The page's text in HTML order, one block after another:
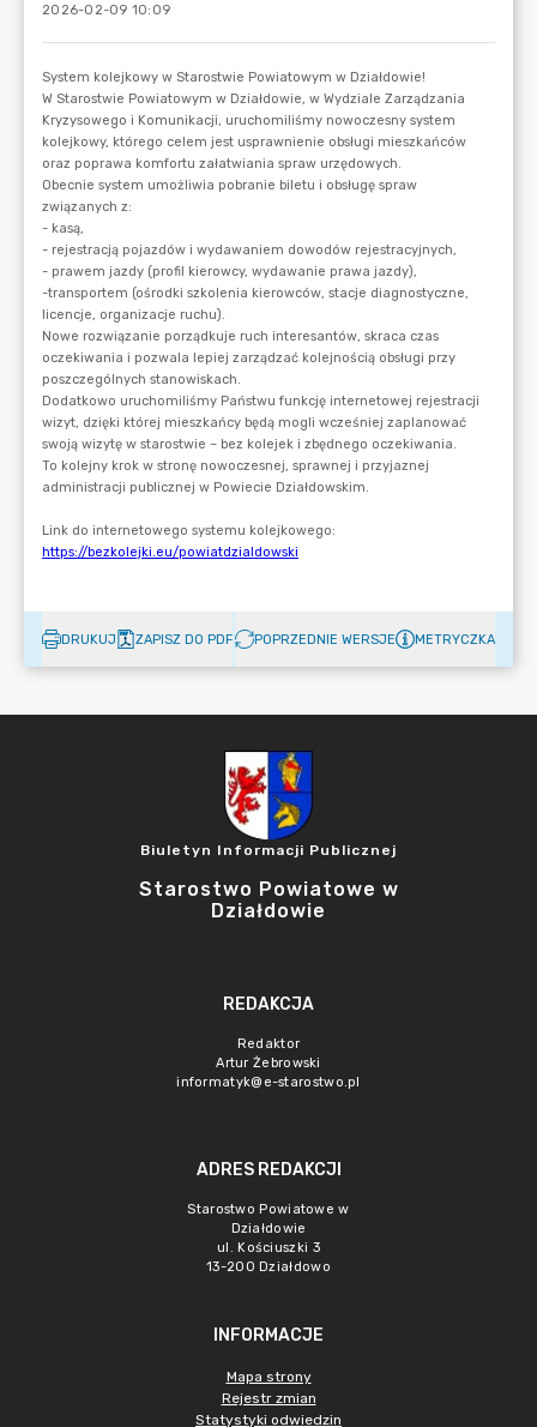
2026-02-09 10:09
DRUKUJ ZAPISZ DO PDF POPRZEDNIE WERSJE METRYCZKA
Biuletyn Informacji Publicznej
Starostwo Powiatowe w
Działdowie
REDAKCJA
Redaktor
Artur Żebrowski
informatyk@e-starostwo.pl
ADRES REDAKCJI
Starostwo Powiatowe w
Działdowie
ul. Kościuszki 3
13-200 Działdowo
INFORMACJE
Mapa strony
Rejestr zmian
Statystyki odwiedzin